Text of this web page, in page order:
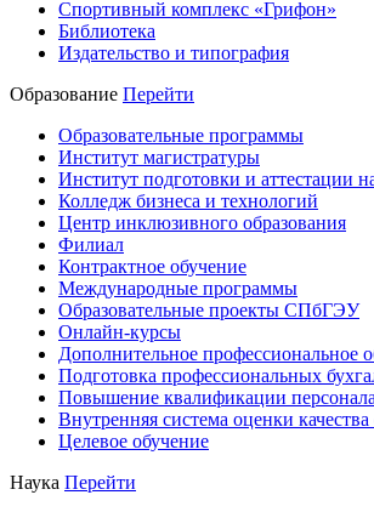
Спортивный комплекс «Грифон»
Библиотека
Издательство и типография
Образование Перейти
Образовательные программы
Институт магистратуры
Институт подготовки и аттестации
Колледж бизнеса и технологий
Центр инклюзивного образования
Филиал
Контрактное обучение
Международные программы
Образовательные проекты СПбГЭУ
Онлайн-курсы
Дополнительное профессиональное
Подготовка профессиональных
Повышение квалификации персонала
Внутренняя система оценки качества
Целевое обучение
Наука Перейти